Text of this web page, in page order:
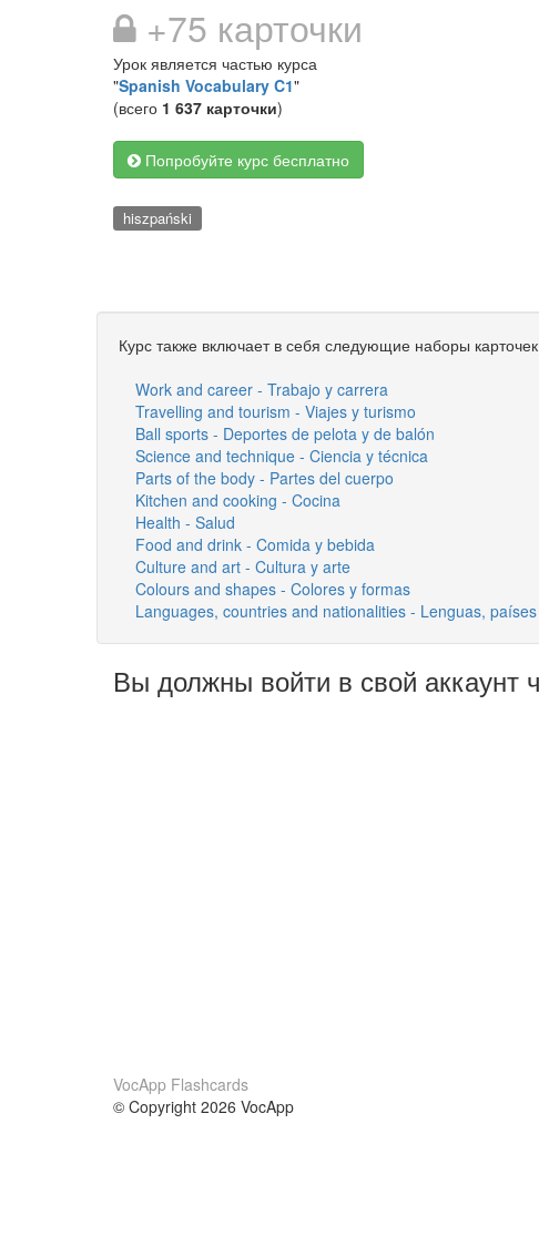
+75 карточки
Урок является частью курса
"Spanish Vocabulary C1"
(всего 1 637 карточки)
Попробуйте курс бесплатно
hiszpański
Курс также включает в себя следующие наборы
Work and career - Trabajo y carrera
Travelling and tourism - Viajes y turismo
Ball sports - Deportes de pelota y de balón
Science and technique - Ciencia y técnica
Parts of the body - Partes del cuerpo
Kitchen and cooking - Cocina
Health - Salud
Food and drink - Comida y bebida
Culture and art - Cultura y arte
Colours and shapes - Colores y formas
Languages, countries and nationalities - Lenguas,
Вы должны войти в свой аккаунт
VocApp Flashcards
© Copyright 2026 VocApp